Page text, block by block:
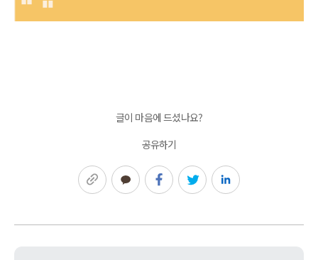
글이 마음에 드셨나요?
공유하기
링크복사카카오톡페이스북트위터링크드인